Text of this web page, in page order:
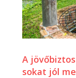
A
sokat jól